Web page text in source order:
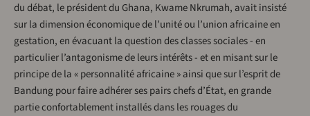
du débat, le président du Ghana, Kwame Nkrumah, avait insisté
sur la dimension économique de l’unité ou l’union africaine en
gestation, en évacuant la question des classes sociales - en
particulier l’antagonisme de leurs intérêts - et en misant sur le
principe de la « personnalité africaine » ainsi que sur l’esprit de
Bandung pour faire adhérer ses pairs chefs d’État, en grande
partie confortablement installés dans les rouages du